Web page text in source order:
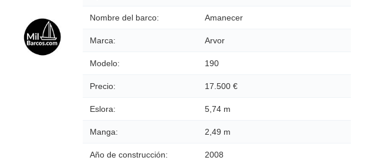
Nombre del barco: Amanecer
Marca: Arvor
Modelo: 190
Precio: 17.500 €
Eslora: 5,74 m
Manga: 2,49 m
Año de construcción: 2008